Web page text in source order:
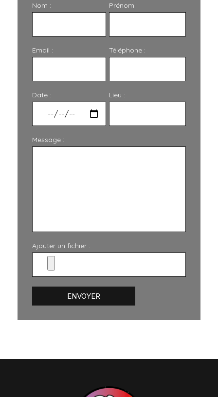
Nom : Prénom :
Email : Téléphone :
Date : Lieu :
Message :
Ajouter un fichier :